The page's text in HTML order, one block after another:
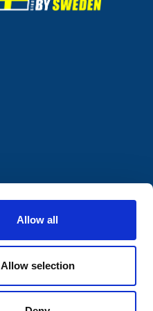
Allow all
Allow selection